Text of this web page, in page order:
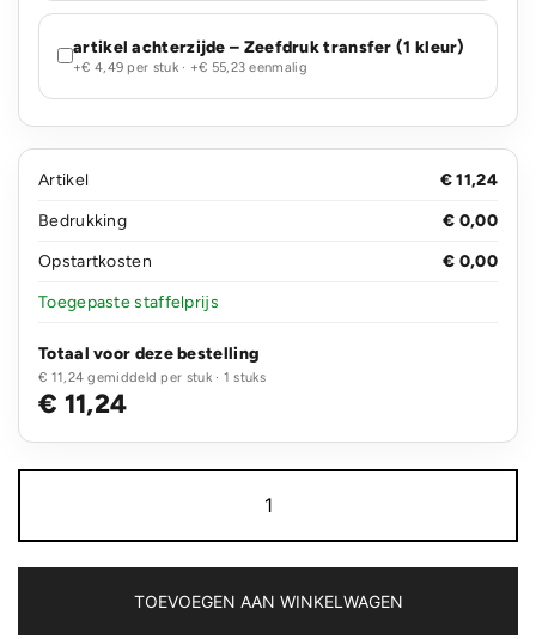
artikel achterzijde – Zeefdruk transfer (1 kleur)
+€ 4,49 per stuk · +€ 55,23 eenmalig
Artikel
€ 11,24
Bedrukking
€ 0,00
Opstartkosten
€ 0,00
Toegepaste staffelprijs
Totaal voor deze bestelling
€ 11,24 gemiddeld per stuk · 1 stuks
€ 11,24
15”
PVC-
vrij
TOEVOEGEN AAN WINKELWAGEN